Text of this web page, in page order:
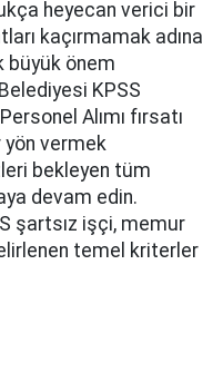
heyecan verici bir
kaçırmamak adına
büyük önem
KPSS
Alımı fırsatı
yön vermek
bekleyen tüm
devam edin.
şartsız işçi, memur
temel kriterler